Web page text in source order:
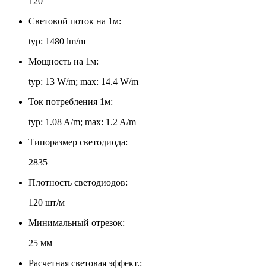
Световой поток на 1м:
typ: 1480 lm/m
Мощность на 1м:
typ: 13 W/m; max: 14.4 W/m
Ток потребления 1м:
typ: 1.08 A/m; max: 1.2 A/m
Типоразмер светодиода:
2835
Плотность светодиодов:
120 шт/м
Минимальный отрезок:
25 мм
Расчетная световая эффект.: